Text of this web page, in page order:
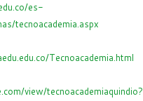
es-
tecnoacademia.aspx
Tecnoacademia.html
view/tecnoacademiaquindio?